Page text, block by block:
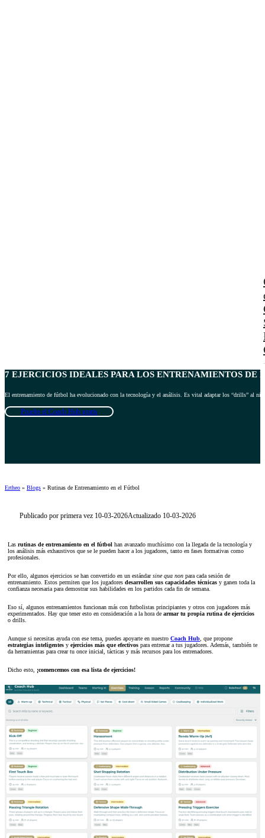
7 EJERCICIOS IDEALES PARA LOS ENTRENAMIENTOS DE
El entrenamiento de fútbol ha evolucionado con la tecnología y el análisis. Es vital adaptar los “drills” al
Pruebe el Coach Hub gratis
Ertheo » Blogs » Rutinas de Entrenamiento en el Fútbol
Publicado por primera vez 10-03-2026Actualizado 10-03-2026
Las rutinas de entrenamiento en el fútbol han avanzado muchísimo con la llegada de la tecnología y
los análisis más exhaustivos que se le pueden hacer a los jugadores, tanto en fases formativas como
profesionales.
Por ello, algunos ejercicios se han convertido en un estándarsine qua non para cada sesión de
entrenamiento. Estos permiten que los jugadores desarrollen sus capacidades técnicas y ganen toda la
confianza necesaria para demostrar sus habilidades en los partidos cada fin de semana.
Eso sí, algunos entrenamientos funcionan más con futbolistas principiantes y otros con jugadores más
experimentados. Hay que tener esto en consideración a la hora de armar tu propia rutina de ejercicios
o drills.
Aunque si necesitas ayuda con ese tema, puedes apoyarte en nuestro Coach Hub , que propone
estrategias inteligentes y ejercicios más que efectivos para entrenar a tus jugadores. Además, también te
da herramientas para crear tu once inicial, tácticas y más recursos para los entrenadores.
Dicho esto, ¡comencemos con esa lista de ejercicios!